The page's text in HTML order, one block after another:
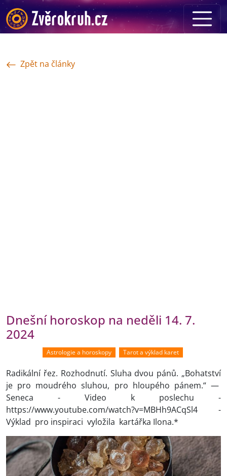
Zpět na články
Dnešní horoskop na neděli 14. 7.
2024
Astrologie a horoskopy Tarot a výklad karet
Radikální řez. Rozhodnutí. Sluha dvou pánů. „Bohatství
je pro moudrého sluhou, pro hloupého pánem.“ —
Seneca - Video k poslechu -
https://www.youtube.com/watch?v=MBHh9ACqSl4 -
Výklad pro inspiraci vyložila kartářka Ilona.*